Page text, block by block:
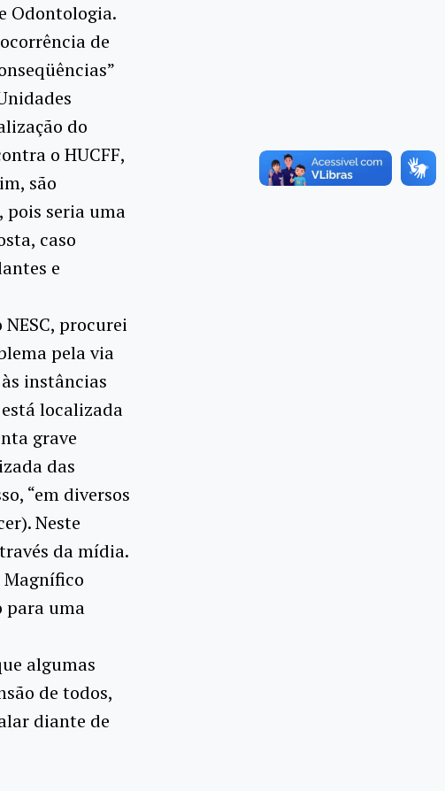
Odontologia.
de
do
o HUCFF,
são
pois seria uma
caso
e
procurei
pela via
instâncias
localizada
grave
das
“em diversos
Neste
da mídia.
Magnífico
para uma
algumas
de todos,
diante de